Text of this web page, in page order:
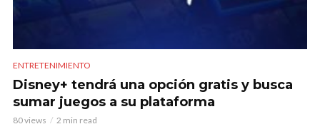
ENTRETENIMIENTO
Disney+ tendrá una opción gratis y busca
sumar juegos a su plataforma
80 views 2 min read